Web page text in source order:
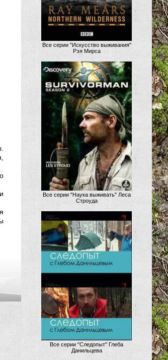
Все серии "Искусство выживания"
Рэя Мирса
Все серии "Наука выживать" Леса
Строуда
Все серии "Следопыт" Глеба
Данильцева